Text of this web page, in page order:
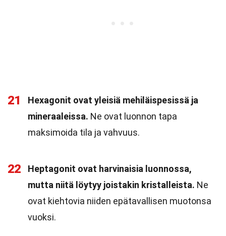
21
Hexagonit ovat yleisiä mehiläispesissä ja
mineraaleissa. Ne ovat luonnon tapa
maksimoida tila ja vahvuus.
22
Heptagonit ovat harvinaisia luonnossa,
mutta niitä löytyy joistakin kristalleista. Ne
ovat kiehtovia niiden epätavallisen muotonsa
vuoksi.